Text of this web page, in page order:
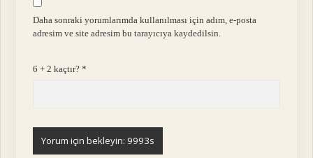
Daha sonraki yorumlarımda kullanılması için adım, e-posta
adresim ve site adresim bu tarayıcıya kaydedilsin.
6 + 2 kaçtır?*